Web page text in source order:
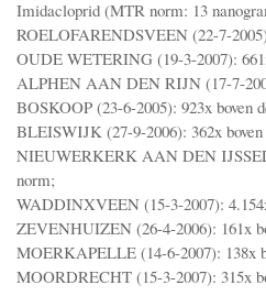
Imidacloprid (MTR norm: 13
ROELOFARENDSVEEN (22-7-
OUDE WETERING (19-3-2007):
ALPHEN AAN DEN RIJN (17-7-
BOSKOOP (23-6-2005): 923x boven
BLEISWIJK (27-9-2006): 362x
NIEUWERKERK AAN DEN IJSSEL
norm;
WADDINXVEEN (15-3-2007):
ZEVENHUIZEN (26-4-2006): 161x
MOERKAPELLE (14-6-2007): 138x
MOORDRECHT (15-3-2007): 315x